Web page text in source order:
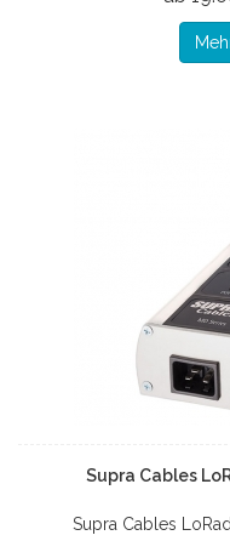
Supra Cables
Supra Cables